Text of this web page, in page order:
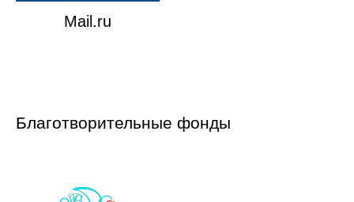
Mail.ru
Благотворительные фонды